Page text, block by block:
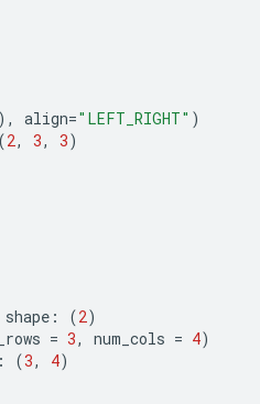
), align="LEFT_RIGHT" )
(2, 3, 3)
shape : (2)
= 3, num_cols = 4)
: (3, 4)